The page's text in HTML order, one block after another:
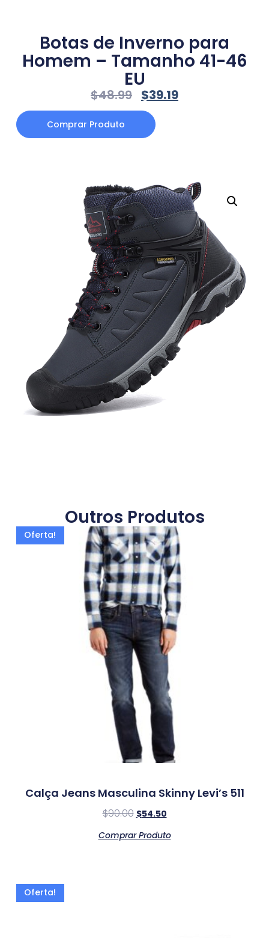
Botas de Inverno para
Homem – Tamanho 41-46
EU
$48.99 $39.19
Comprar Produto
Outros Produtos
Oferta!
Calça Jeans Masculina Skinny Levi’s 511
$90.00 $54.50
Comprar Produto
Oferta!